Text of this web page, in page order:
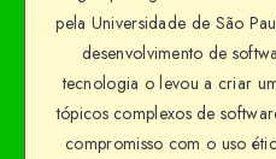
pela Universidade de São
desenvolvimento de
tecnologia o levou a criar
tópicos complexos de
compromisso com o uso